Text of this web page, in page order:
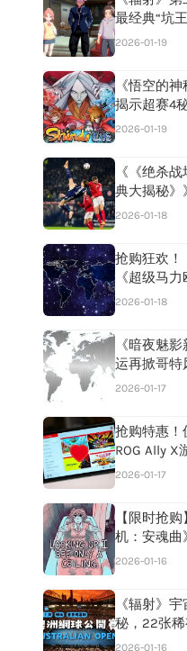
最经典“坑
2026-01-19
《悟空的
揭示超赛4
2026-01-19
《《绝杀
典大揭秘》
2026-01-18
抢购狂欢！
《超级马
双响炮，《
2026-01-18
《暗夜魅
运再掀哥特
2026-01-17
抢购特惠！
ROG Ally X
2026-01-17
【限时抢
机：安魂曲
2026-01-16
《辐射》
秘，22张稀
2026-01-16